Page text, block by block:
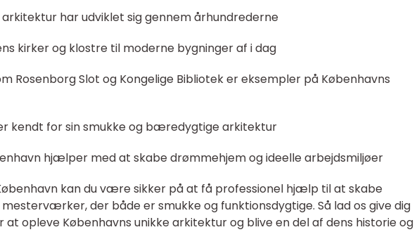
arkitektur har udviklet sig gennem århundrederne
kirker og klostre til moderne bygninger af i dag
Rosenborg Slot og Kongelige Bibliotek er eksempler på Københavns
kendt for sin smukke og bæredygtige arkitektur
hjælper med at skabe drømmehjem og ideelle arbejdsmiljøer
kan du være sikker på at få professionel hjælp til at skabe
der både er smukke og funktionsdygtige. Så lad os give dig
at opleve Københavns unikke arkitektur og blive en del af dens historie og